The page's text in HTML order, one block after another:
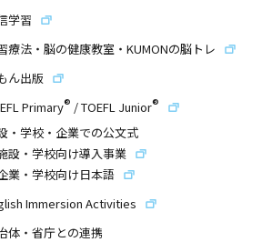
学習
療法・脳の健康教室・KUMONの脳トレ
ん出版
Primary® /TOEFL Junior®
・学校・企業での公文式
設・学校向け導入事業
業・学校向け日本語
Immersion Activities
体・省庁との連携